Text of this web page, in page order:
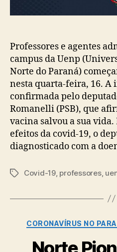
Professores e agentes
campus da Uenp
Norte do Paraná)
nesta quarta-feira, 16. A
confirmada pelo
Romanelli (PSB), que
vacina salvou a sua
efeitos da covid-19, o
diagnosticado com a
TagsCovid-19, professores,
CORONAVÍRUS NO